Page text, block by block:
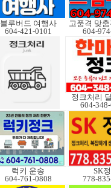
블루버드 여행사
604-421-0101
604-
정크처리
604-
럭키 운송
604-761-0808
SK
778-